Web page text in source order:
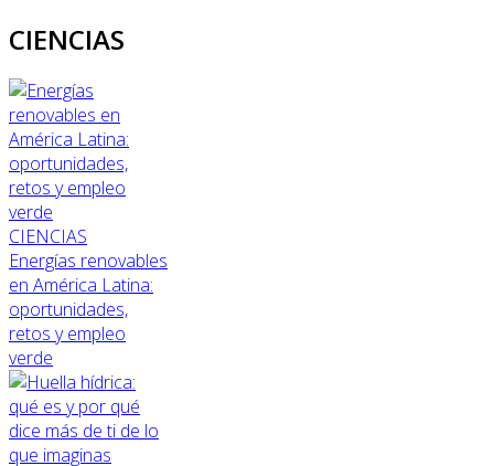
CIENCIAS
CIENCIAS
Energías renovables
en América Latina:
oportunidades,
retos y empleo
verde